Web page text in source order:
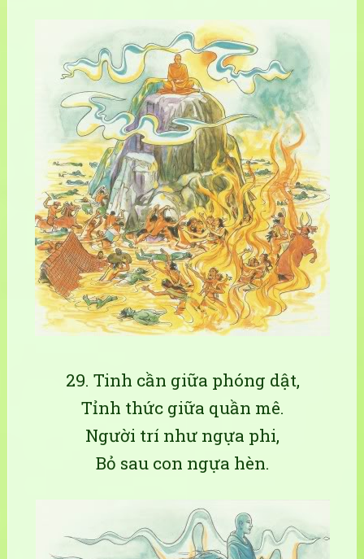
29. Tinh cần giữa phóng dật,
Tỉnh thức giữa quần mê.
Người trí như ngựa phi,
Bỏ sau con ngựa hèn.